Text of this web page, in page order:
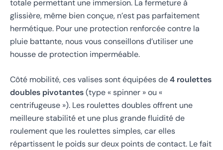
totale permettant une immersion. La fermeture à
glissière, même bien conçue, n’est pas parfaitement
hermétique. Pour une protection renforcée contre la
pluie battante, nous vous conseillons d’utiliser une
housse de protection imperméable.
Côté mobilité, ces valises sont équipées de4 roulettes
doubles pivotantes(type « spinner » ou «
centrifugeuse »). Les roulettes doubles offrent une
meilleure stabilité et une plus grande fluidité de
roulement que les roulettes simples, car elles
répartissent le poids sur deux points de contact. Le fait